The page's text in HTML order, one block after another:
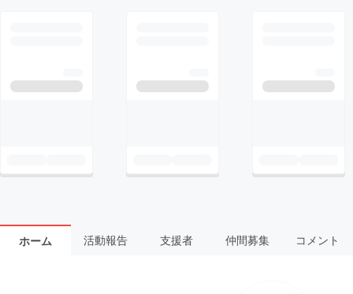
ホーム 活動報告 支援者 仲間募集 コメント